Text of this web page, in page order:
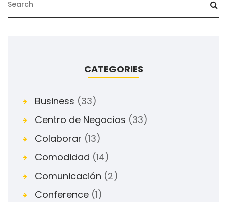
CATEGORIES
Business (33)
Centro de Negocios (33)
Colaborar (13)
Comodidad (14)
Comunicación (2)
Conference (1)